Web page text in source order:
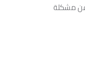
عن مشكلة